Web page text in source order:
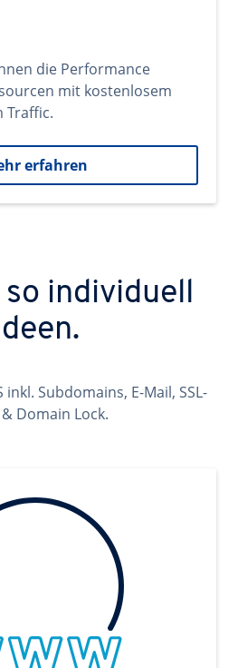
die Performance
mit kostenlosem
Traffic.
erfahren
so individuell
Subdomains, E-Mail, SSL-
Domain Lock.